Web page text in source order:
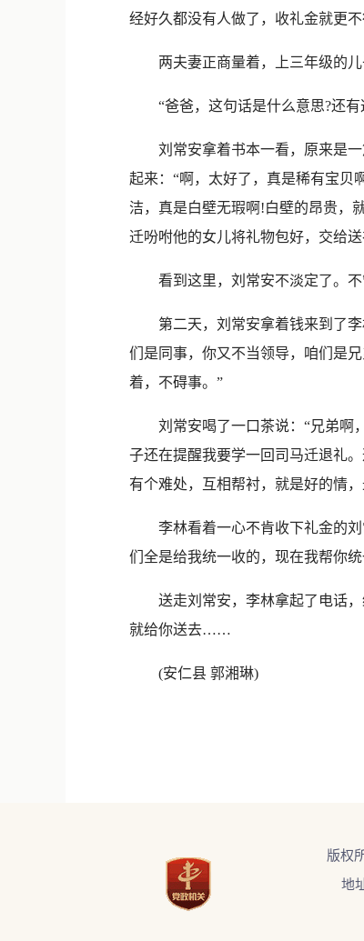
经好久都没有人做了，收礼金就更
两夫妻正商量着，上三年级的儿
“爸爸，这句话是什么意思?还有
刘常安拿着书本一看，原来是一
起来：“啊，太好了，真是稀有宝贝
洁，真是白壁无瑕啊!白壁的昂贵，
迁吩咐他的女儿将礼物包好，交给送
看到这里，刘常安不淡定了。不
第二天，刘常安拿着钱来到了李
们是同事，你又不当领导，咱们是
着，不碍事。”
刘常安喝了一口茶说：“兄弟啊，
子还在提醒我要学一回司马迁退礼
有个难处，互相帮衬，就是好的情
李林看着一心不肯收下礼金的刘
们全是给我统一收的，现在我帮你
送走刘常安，李林拿起了电话，
就给你送去……
(安仁县 郭湘琳)
版权
地